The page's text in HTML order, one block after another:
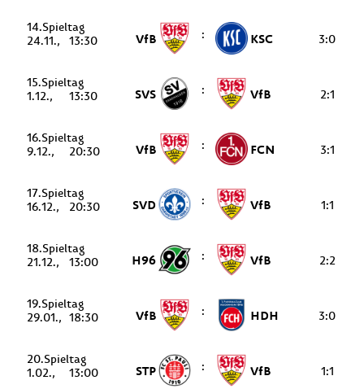
14.
24.11.
13:30 VfB : KSC 3:0
15.
1.12.
13:30 SVS : VfB 2:1
16.
9.12.
20:30 VfB : FCN 3:1
17.
16.12.
20:30 SVD : VfB 1:1
18.
21.12.
13:00 H96 : VfB 2:2
19.
29.01.
18:30 VfB : HDH 3:0
20.
1.02.
13:00 STP : VfB 1:1